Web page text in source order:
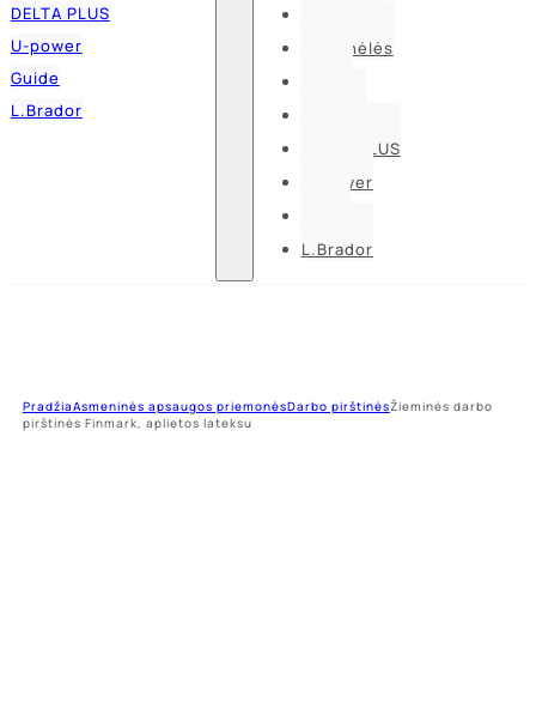
DELTA PLUS
U-power
Guide
L.Brador
Vaistinėlės
DELTA PLUS
U-power
L.Brador
PradžiaAsmeninės apsaugos priemonėsDarbo pirštinėsŽieminės darbo
pirštinės Finmark, aplietos lateksu